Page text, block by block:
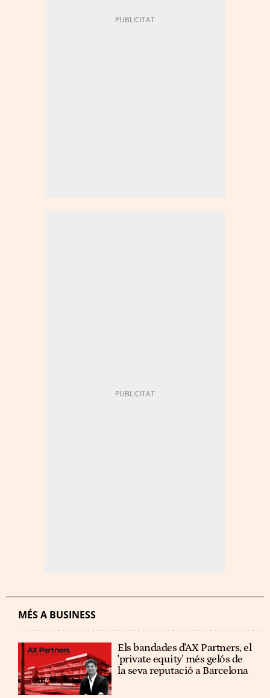
MÉS A BUSINESS
Els bandades d'AX Partners, el
'private equity' més gelós de
la seva reputació a Barcelona